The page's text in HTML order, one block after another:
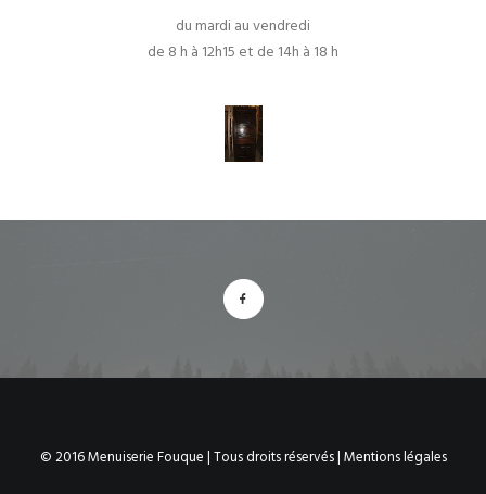
du mardi au vendredi
de 8 h à 12h15 et de 14h à 18 h
© 2016 Menuiserie Fouque | Tous droits réservés |Mentions légales